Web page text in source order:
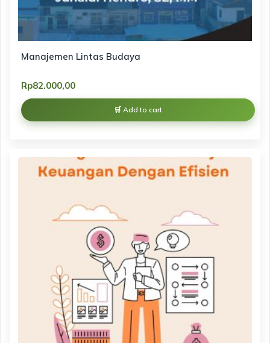
Manajemen Lintas Budaya
Rp82.000,00
Add to cart